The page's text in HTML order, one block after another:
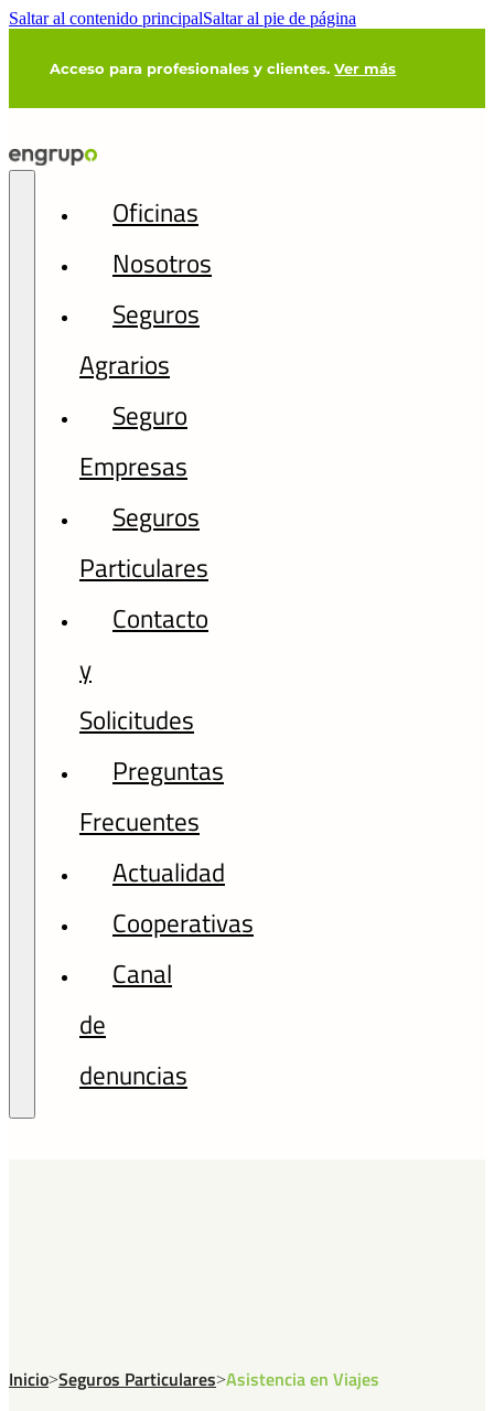
Saltar al contenido principalSaltar al pie de página
Acceso para profesionales y clientes.Ver más
Oficinas
Nosotros
Seguros
Agrarios
Seguro
Empresas
Seguros
Particulares
Contacto
y
Solicitudes
Preguntas
Frecuentes
Actualidad
Cooperativas
Canal
de
denuncias
Inicio>Seguros Particulares>Asistencia en Viajes